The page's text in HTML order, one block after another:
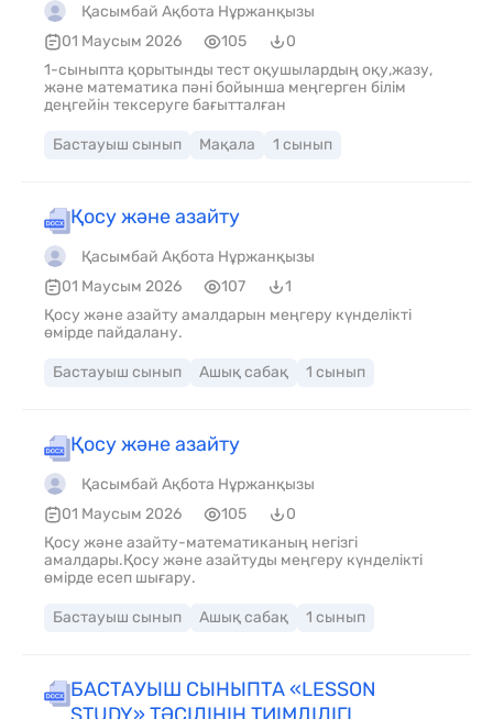
Қасымбай Ақбота Нұржанқызы
01 Маусым 2026
105
0
1-сыныпта қорытынды тест оқушылардың оқу,жазу,
және математика пәні бойынша меңгерген білім
деңгейін тексеруге бағытталған
Бастауыш сынып Мақала 1 сынып
Қосу және азайту
Қасымбай Ақбота Нұржанқызы
01 Маусым 2026
107
1
Қосу және азайту амалдарын меңгеру күнделікті
өмірде пайдалану.
Бастауыш сынып Ашық сабақ 1 сынып
Қосу және азайту
Қасымбай Ақбота Нұржанқызы
01 Маусым 2026
105
0
Қосу және азайту-математиканың негізгі
амалдары.Қосу және азайтуды меңгеру күнделікті
өмірде есеп шығару.
Бастауыш сынып Ашық сабақ 1 сынып
БАСТАУЫШ СЫНЫПТА «LESSON